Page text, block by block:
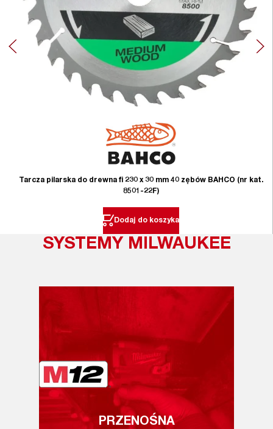
Tarcza pilarska do drewna fi 230 x 30 mm 40 zębów BAHCO (nr kat.
8501-22F)
Dodaj do koszyka
SYSTEMY MILWAUKEE
PRZENOŚNA